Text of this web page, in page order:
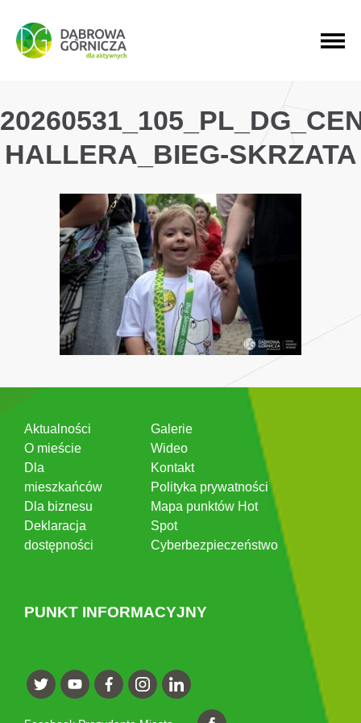
PRZEJDŹ DO MENU GŁÓWNEGO
PRZEJDŹ DO WYSZUKIWARKI
PRZEJDŹ DO TREŚCI
HALLERA_BIEG-SKRZATA
Aktualności
O mieście
Dla
mieszkańców
Dla biznesu
Deklaracja
dostępności
Galerie
Wideo
Kontakt
Polityka prywatności
Mapa punktów Hot
Spot
Cyberbezpieczeństwo
PUNKT INFORMACYJNY